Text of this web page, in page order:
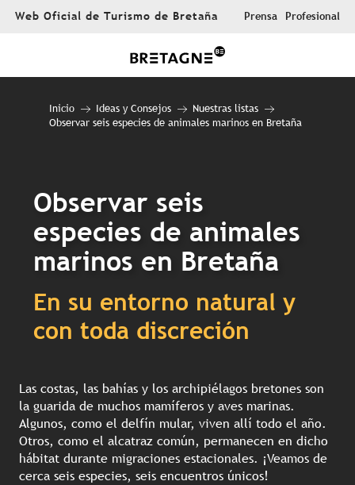
AllerWeb Oficial de Turismo de Bretaña Prensa Profesional
Inicio Ideas y Consejos
Nuestras listas
Observar seis especies de animales marinos en Bretaña
Observar seis
especies de animales
marinos en Bretaña
En su entorno natural y
con toda discreción
Las costas, las bahías y los archipiélagos bretones son
la guarida de muchos mamíferos y aves marinas.
Algunos, como el delfín mular, viven allí todo el año.
Otros, como el alcatraz común, permanecen en dicho
hábitat durante migraciones estacionales. ¡Veamos de
cerca seis especies, seis encuentros únicos!